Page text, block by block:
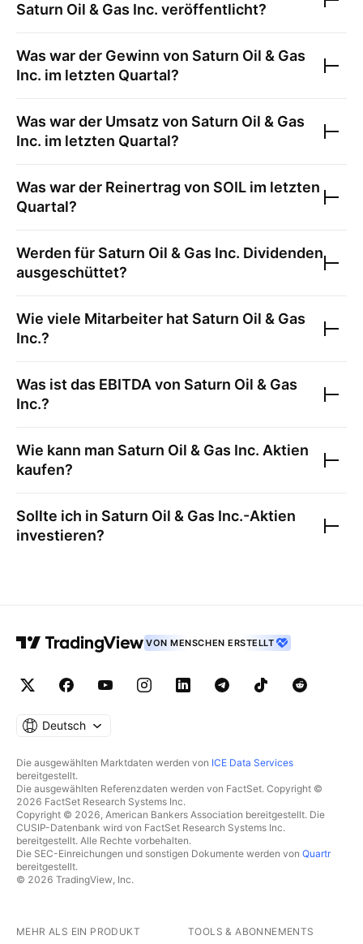
Saturn Oil & Gas Inc. veröffentlicht?
Was war der Gewinn von Saturn Oil & Gas
Inc. im letzten Quartal?
Was war der Umsatz von Saturn Oil & Gas
Inc. im letzten Quartal?
Was war der Reinertrag von SOIL im letzten
Quartal?
Werden für Saturn Oil & Gas Inc. Dividenden
ausgeschüttet?
Wie viele Mitarbeiter hat Saturn Oil & Gas
Inc.?
Was ist das EBITDA von Saturn Oil & Gas
Inc.?
Wie kann man Saturn Oil & Gas Inc. Aktien
kaufen?
Sollte ich in Saturn Oil & Gas Inc.-Aktien
investieren?
VON MENSCHEN ERSTELLT
Deutsch
Die ausgewählten Marktdaten werden von ICE Data Services
bereitgestellt.
Die ausgewählten Referenzdaten werden von FactSet. Copyright ©
2026 FactSet Research Systems Inc.
Copyright © 2026, American Bankers Association bereitgestellt. Die
CUSIP-Datenbank wird von FactSet Research Systems Inc.
bereitgestellt. Alle Rechte vorbehalten.
Die SEC-Einreichungen und sonstigen Dokumente werden von Quartr
bereitgestellt.
© 2026 TradingView, Inc.
MEHR ALS EIN PRODUKT TOOLS & ABONNEMENTS